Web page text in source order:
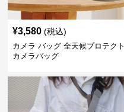
¥3,580 (税込)
カメラ バッグ 全天候プロテクト
カメラバッグ